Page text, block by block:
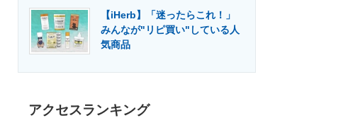
【iHerb】「迷ったらこれ！」
みんなが"リピ買い"している人
気商品
アクセスランキング